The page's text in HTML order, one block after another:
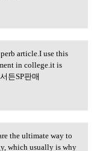
article.I use this
in college.it is
든SP판매
the ultimate way to
which usually is why